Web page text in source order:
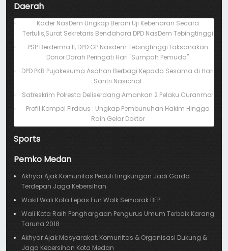
Daerah
Kader NasDem Ungkap Berani Uji Kebenaran Secara
Tertulis,Surat Sekretaris Bendahara DPD NasDem Tebingtinggi
PSP Berderma II, DPD GP Nasdem Tebingtinggi Laksanakan
Donor Darah Peringati Hari "Sumpah Pemuda"
DPD PKB Pujakesuma Asahan Berbagi Kepada Sesama di Hari
Santri Nasional
Satreskrim Polresta Deliserdang Amankan 2 Pelaku Curanmor
Profil Kompol Firdaus : Ungkap Pembunuhan Hakim Hingga
Raih Gelar Doktor
Sports
Pemko Medan
Akhyar Ajak Komunitas Peduli Lingkungan Jadi Garda
Terdepan Jaga Kebersihan
Wakil Wali Kota Lepas Fun Walk Semarak BEP
Wali Kota Raih Penghargaan Pengurus Umum Terbaik Karang
Taruna 2018
Akhyar Ajak Masyarakat, Komunitas & Organisasi Dukung &
Jaga Kebersihan Kota Medan